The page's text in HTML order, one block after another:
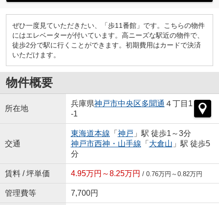
ぜひ一度見ていただきたい、「歩11番館」です。こちらの物件
にはエレベーターが付いています。高ニーズな駅近の物件で、
徒歩2分で駅に行くことができます。初期費用はカードで決済
いただけます。
物件概要
所在地
兵庫県神戸市中央区多聞通 ４丁目1
-1
交通
東海道本線 「 神戸 」駅 徒歩1～3分
神戸市西神・山手線 「 大倉山 」駅 徒歩5
分
賃料 / 坪単価 4.95万円～8.25万円 / 0.76万円～0.82万円
管理費等 7,700円